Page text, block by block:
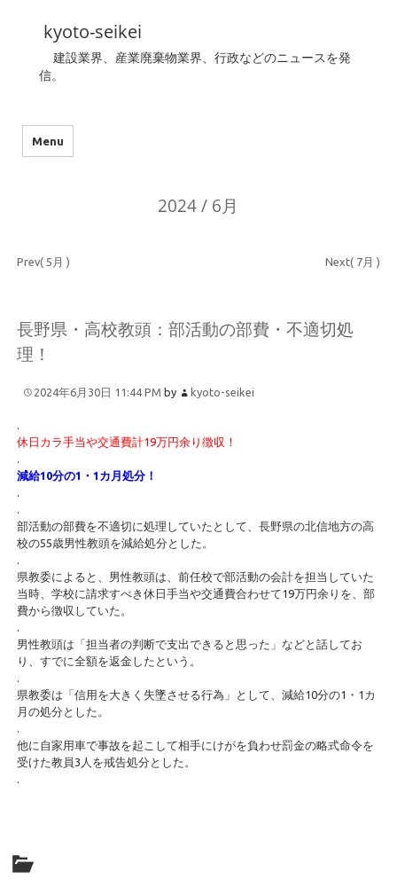
kyoto-seikei
建設業界、産業廃棄物業界、行政などのニュースを発
信。
Menu
2024 / 6月
Prev( 5月 ) Next( 7月 )
長野県・高校教頭：部活動の部費・不適切処
理！
2024年6月30日 11:44 PM by kyoto-seikei
.
休日カラ手当や交通費計19万円余り徴収！
.
減給10分の1・1カ月処分！
.
.
部活動の部費を不適切に処理していたとして、長野県の北信地方の高
校の55歳男性教頭を減給処分とした。
.
県教委によると、男性教頭は、前任校で部活動の会計を担当していた
当時、学校に請求すべき休日手当や交通費合わせて19万円余りを、部
費から徴収していた。
.
男性教頭は「担当者の判断で支出できると思った」などと話してお
り、すでに全額を返金したという。
.
県教委は「信用を大きく失墜させる行為」として、減給10分の1・1カ
月の処分とした。
.
他に自家用車で事故を起こして相手にけがを負わせ罰金の略式命令を
受けた教員3人を戒告処分とした。
.